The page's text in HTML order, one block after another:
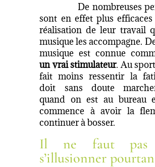
De nombreuses
sont en effet plus
réalisation de leur travail
musique les accompagne.
musique est connue
un vrai stimulateur. Au
fait moins ressentir la
doit sans doute
quand on est au bureau
commence à avoir la
continuer à bosser.
Il ne faut pas
s’illusionner